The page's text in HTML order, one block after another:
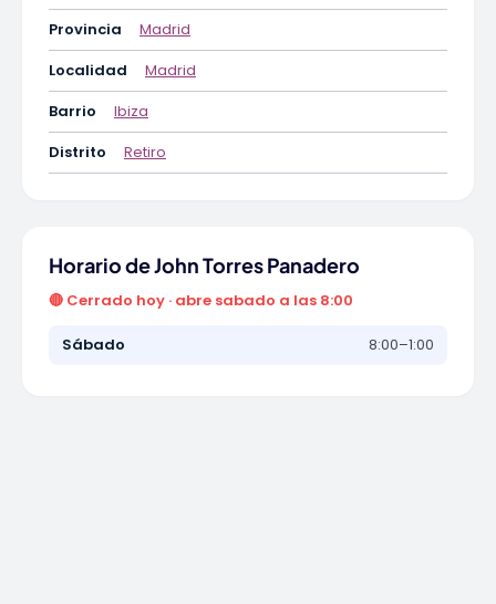
Provincia
Madrid
Localidad
Madrid
Barrio
Ibiza
Distrito
Retiro
Horario de John Torres Panadero
🔴 Cerrado hoy · abre sabado a las 8:00
Sábado 8:00–1:00